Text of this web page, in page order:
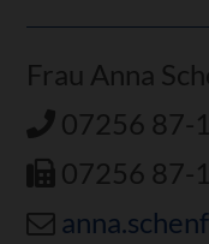
Frau Anna
07256 87-
07256 87-